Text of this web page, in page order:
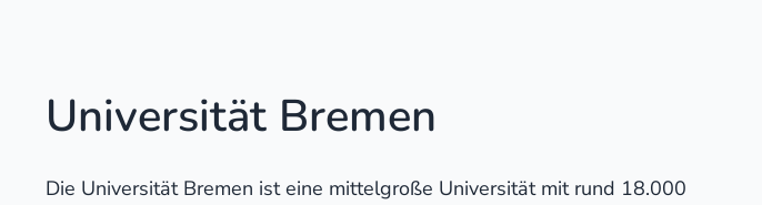
Universität Bremen
Die Universität Bremen ist eine mittelgroße Universität mit rund 18.000